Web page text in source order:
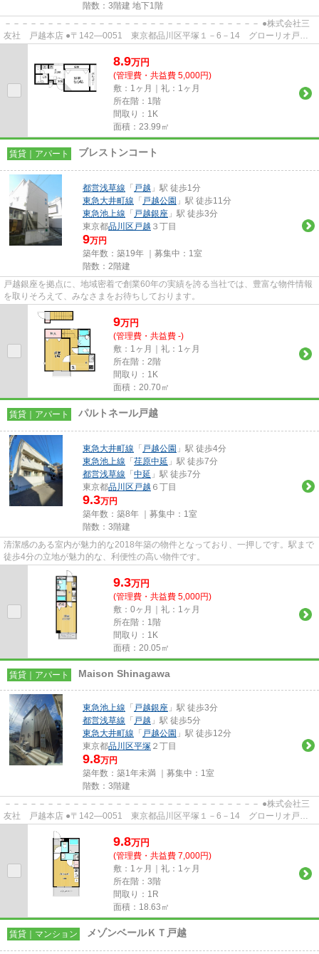
階数：3階建 地下1階
－－－－－－－－－－－－－－－－－－－－－－－－－－－－－－ ●株式会社三
友社 戸越本店 ●〒142―0051 東京都品川区平塚１－6－14 グローリオ戸越
8.9万円
(管理費・共益費 5,000円)
敷：1ヶ月｜礼：1ヶ月
所在階：1階
間取り：1K
面積：23.99㎡
賃貸｜アパート ブレストンコート
都営浅草線 「 戸越 」駅 徒歩1分
東急大井町線 「 戸越公園 」駅 徒歩11分
東急池上線 「 戸越銀座 」駅 徒歩3分
東京都品川区 戸越 ３丁目
9万円
築年数：築19年 ｜募集中： 1室
階数：2階建
戸越銀座を拠点に、地域密着で創業60年の実績を誇る当社では、豊富な物件情報
を取りそろえて、みなさまをお待ちしております。
9万円
(管理費・共益費 -)
敷：1ヶ月｜礼：1ヶ月
所在階：2階
間取り：1K
面積：20.70㎡
賃貸｜アパート パルトネール戸越
東急大井町線 「 戸越公園 」駅 徒歩4分
東急池上線 「 荏原中延 」駅 徒歩7分
都営浅草線 「 中延 」駅 徒歩7分
東京都品川区 戸越 ６丁目
9.3万円
築年数：築8年 ｜募集中： 1室
階数：3階建
清潔感のある室内が魅力的な2018年築の物件となっており、一押しです。駅まで
徒歩4分の立地が魅力的な、利便性の高い物件です。
9.3万円
(管理費・共益費 5,000円)
敷：0ヶ月｜礼：1ヶ月
所在階：1階
間取り：1K
面積：20.05㎡
賃貸｜アパート Maison Shinagawa
東急池上線 「 戸越銀座 」駅 徒歩3分
都営浅草線 「 戸越 」駅 徒歩5分
東急大井町線 「 戸越公園 」駅 徒歩12分
東京都品川区平塚 ２丁目
9.8万円
築年数：築1年未満 ｜募集中： 1室
階数：3階建
－－－－－－－－－－－－－－－－－－－－－－－－－－－－－－ ●株式会社三
友社 戸越本店 ●〒142―0051 東京都品川区平塚１－6－14 グローリオ戸越
9.8万円
(管理費・共益費 7,000円)
敷：1ヶ月｜礼：1ヶ月
所在階：3階
間取り：1R
面積：18.63㎡
賃貸｜マンション メゾンベールＫＴ戸越